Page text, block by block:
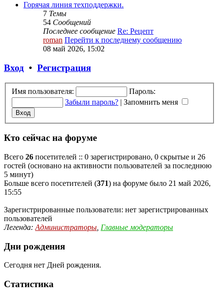
Горячая линия техподдержки.
7 Темы
54 Сообщений
Последнее сообщение Re: Рецепт
roman Перейти к последнему сообщению
08 май 2026, 15:02
Вход • Регистрация
Имя пользователя:
Пароль:
Забыли пароль? | Запомнить меня
Кто сейчас на форуме
Всего 26 посетителей :: 0 зарегистрировано, 0 скрытые и 26
гостей (основано на активности пользователей за последнюю
5 минут)
Больше всего посетителей (371) на форуме было 21 май 2026,
15:55
Зарегистрированные пользователи: нет зарегистрированных
пользователей
Легенда: Администраторы Главные модераторы
Дни рождения
Сегодня нет Дней рождения.
Статистика